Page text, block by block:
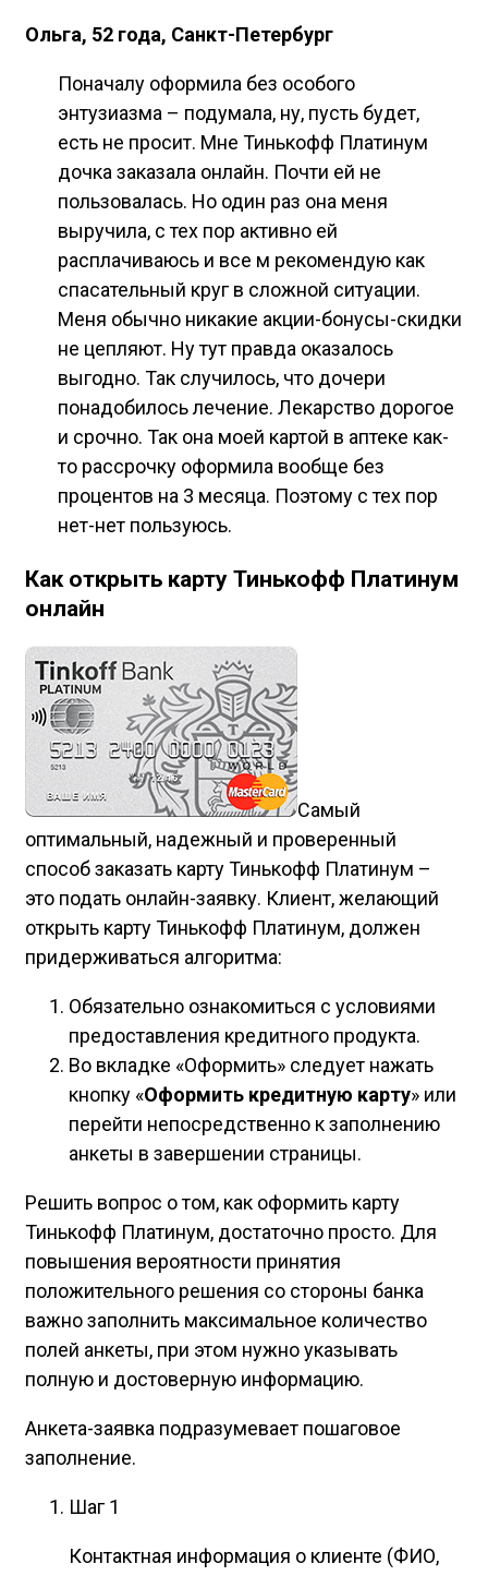
Ольга, 52 года, Санкт-Петербург
Поначалу оформила без особого
энтузиазма – подумала, ну, пусть будет,
есть не просит. Мне Тинькофф Платинум
дочка заказала онлайн. Почти ей не
пользовалась. Но один раз она меня
выручила, с тех пор активно ей
расплачиваюсь и все м рекомендую как
спасательный круг в сложной ситуации.
Меня обычно никакие акции-бонусы-скидки
не цепляют. Ну тут правда оказалось
выгодно. Так случилось, что дочери
понадобилось лечение. Лекарство дорогое
и срочно. Так она моей картой в аптеке как-
то рассрочку оформила вообще без
процентов на 3 месяца. Поэтому с тех пор
нет-нет пользуюсь.
Как открыть карту Тинькофф Платинум
онлайн
Самый
оптимальный, надежный и проверенный
способ заказать карту Тинькофф Платинум –
это подать онлайн-заявку. Клиент, желающий
открыть карту Тинькофф Платинум, должен
придерживаться алгоритма:
Обязательно ознакомиться с условиями
предоставления кредитного продукта.
Во вкладке «Оформить» следует нажать
кнопку «Оформить кредитную карту» или
перейти непосредственно к заполнению
анкеты в завершении страницы.
Решить вопрос о том, как оформить карту
Тинькофф Платинум, достаточно просто. Для
повышения вероятности принятия
положительного решения со стороны банка
важно заполнить максимальное количество
полей анкеты, при этом нужно указывать
полную и достоверную информацию.
Анкета-заявка подразумевает пошаговое
заполнение.
Шаг 1
Контактная информация о клиенте (ФИО,